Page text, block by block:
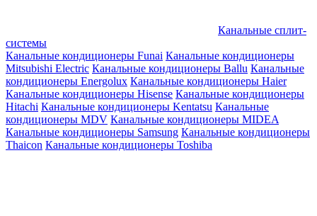
Канальные сплит-
системы
Канальные кондиционеры Funai Канальные кондиционеры
Mitsubishi Electric Канальные кондиционеры Ballu Канальные
кондиционеры Energolux Канальные кондиционеры Haier
Канальные кондиционеры Hisense Канальные кондиционеры
Hitachi Канальные кондиционеры Kentatsu Канальные
кондиционеры MDV Канальные кондиционеры MIDEA
Канальные кондиционеры Samsung Канальные кондиционеры
Thaicon Канальные кондиционеры Toshiba